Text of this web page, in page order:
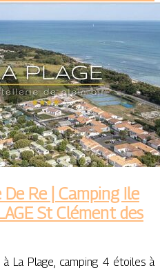
Re | Camping Ile
St Clément des
La Plage, camping 4 étoiles à